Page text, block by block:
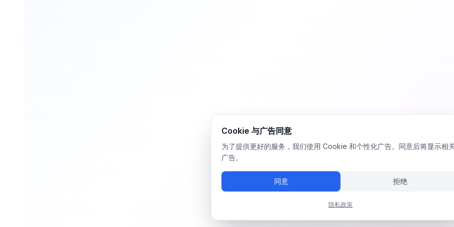
Cookie 与广告同意
为了提供更好的服务，我们使用 Cookie 和个性化广告。同意后将显示相
广告。
同意 拒绝
隐私政策